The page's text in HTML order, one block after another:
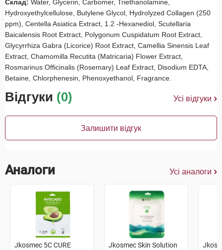
Склад: Water, Glycerin, Carbomer, Triethanolamine,
Hydroxyethylcellulose, Butylene Glycol, Hydrolyzed Collagen (250
ppm), Centella Asiatica Extract, 1.2 -Hexanediol, Scutellaria
Baicalensis Root Extract, Polygonum Cuspidatum Root Extract,
Glycyrrhiza Gabra (Licorice) Root Extract, Camellia Sinensis Leaf
Extract, Chamomilla Recutita (Matricaria) Flower Extract,
Rosmarinus Officinalis (Rosemary) Leaf Extract, Disodium EDTA,
Betaine, Chlorphenesin, Phenoxyethanol, Fragrance.
Відгуки (0) Усі відгуки
Залишити відгук
Аналоги Усі аналоги
Jkosmec 5C CURE
Jkosmec Skin Solution